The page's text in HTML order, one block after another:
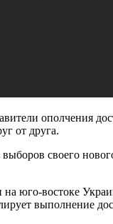
ополчения
от друга.
своего
юго-востоке
выполнение